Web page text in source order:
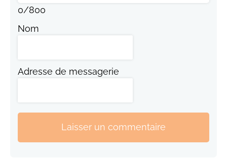
0/800
Nom
Adresse de messagerie
Laisser un commentaire